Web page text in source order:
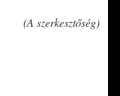
(A szerkesztőség)